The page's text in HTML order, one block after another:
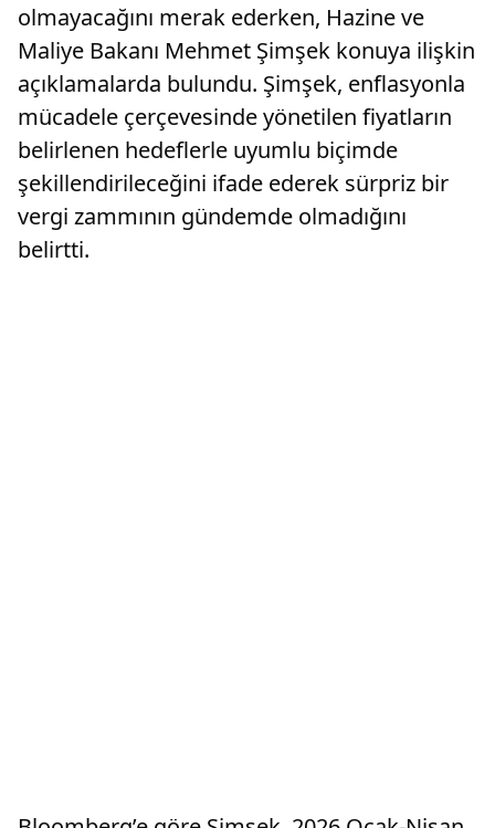
olmayacağını merak ederken, Hazine ve
Maliye Bakanı Mehmet Şimşek konuya ilişkin
açıklamalarda bulundu. Şimşek, enflasyonla
mücadele çerçevesinde yönetilen fiyatların
belirlenen hedeflerle uyumlu biçimde
şekillendirileceğini ifade ederek sürpriz bir
vergi zammının gündemde olmadığını
belirtti.